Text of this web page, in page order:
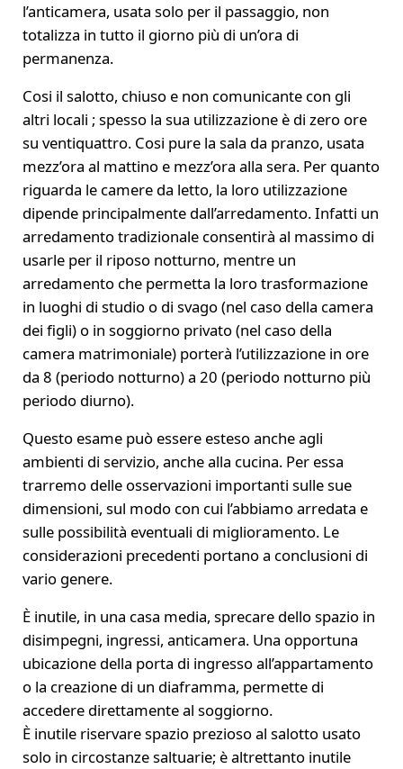
l’anticamera, usata solo per il passaggio, non
totalizza in tutto il giorno più di un’ora di
permanenza.
Cosi il salotto, chiuso e non comunicante con gli
altri locali ; spesso la sua utilizzazione è di zero ore
su ventiquattro. Cosi pure la sala da pranzo, usata
mezz’ora al mattino e mezz’ora alla sera. Per quanto
riguarda le camere da letto, la loro utilizzazione
dipende principalmente dall’arredamento. Infatti un
arredamento tradizionale consentirà al massimo di
usarle per il riposo notturno, mentre un
arredamento che permetta la loro trasformazione
in luoghi di studio o di svago (nel caso della camera
dei figli) o in soggiorno privato (nel caso della
camera matrimoniale) porterà l’utilizzazione in ore
da 8 (periodo notturno) a 20 (periodo notturno più
periodo diurno).
Questo esame può essere esteso anche agli
ambienti di servizio, anche alla cucina. Per essa
trarremo delle osservazioni importanti sulle sue
dimensioni, sul modo con cui l’abbiamo arredata e
sulle possibilità eventuali di miglioramento. Le
considerazioni precedenti portano a conclusioni di
vario genere.
È inutile, in una casa media, sprecare dello spazio in
disimpegni, ingressi, anticamera. Una opportuna
ubicazione della porta di ingresso all’appartamento
o la creazione di un diaframma, permette di
accedere direttamente al soggiorno.
È inutile riservare spazio prezioso al salotto usato
solo in circostanze saltuarie; è altrettanto inutile